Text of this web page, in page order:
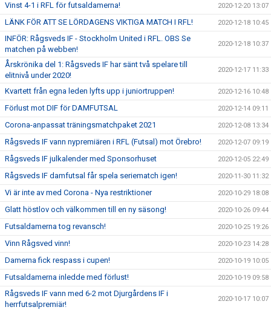
Vinst 4-1 i RFL för futsaldamerna! 2020-12-20 13:07
LÄNK FÖR ATT SE LÖRDAGENS VIKTIGA MATCH I RFL! 2020-12-18 10:45
INFÖR: Rågsveds IF - Stockholm United i RFL. OBS Se
matchen på webben!
2020-12-18 10:37
Årskrönika del 1: Rågsveds IF har sänt två spelare till
elitnivå under 2020!
2020-12-17 11:33
Kvartett från egna leden lyfts upp i juniortruppen! 2020-12-16 10:48
Förlust mot DIF för DAMFUTSAL 2020-12-14 09:11
Corona-anpassat träningsmatchpaket 2021 2020-12-08 13:34
Rågsveds IF vann nypremiären i RFL (Futsal) mot Örebro! 2020-12-07 09:19
Rågsveds IF julkalender med Sponsorhuset 2020-12-05 22:49
Rågsveds IF damfutsal får spela seriematch igen! 2020-11-30 11:32
Vi är inte av med Corona - Nya restriktioner 2020-10-29 18:08
Glatt höstlov och välkommen till en ny säsong! 2020-10-26 09:44
Futsaldamerna tog revansch! 2020-10-25 19:26
Vinn Rågsved vinn! 2020-10-23 14:28
Damerna fick respass i cupen! 2020-10-19 10:05
Futsaldamerna inledde med förlust! 2020-10-19 09:58
Rågsveds IF vann med 6-2 mot Djurgårdens IF i
herrfutsalpremiär!
2020-10-17 10:07